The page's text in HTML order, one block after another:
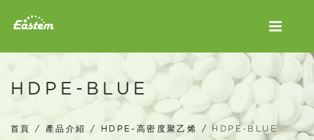
HDPE-BLUE
首頁 / 產品介紹 / HDPE-高密度聚乙烯 / HDPE-BLUE